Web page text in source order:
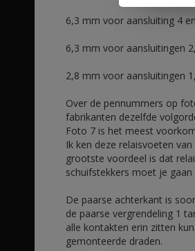
6,3 mm voor aansluiting 4
6,3 mm voor aansluitingen
2,8 mm voor aansluitingen
Over de pennummers op
fabrikanten dezelfde
Foto 7 is het meest
Ik ken deze relaisvoeten
grootste voordeel is dat
schuifstekkers moet je
De paarse achterkant is
de paarse vergrendeling 1
alle kontakten erin zitten
gemonteerde draden.